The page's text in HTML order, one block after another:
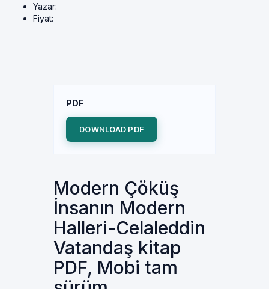
Yazar:
Fiyat:
PDF
DOWNLOAD PDF
Modern Çöküş
İnsanın Modern
Halleri-Celaleddin
Vatandaş kitap
PDF, Mobi tam